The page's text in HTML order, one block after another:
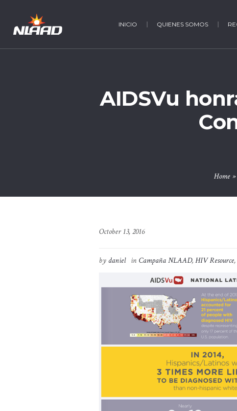
INICIO QUIENES SOMOS
AIDSVu
Home »
October 13, 2016
by daniel in Campaña NLAAD,HIV Resource,